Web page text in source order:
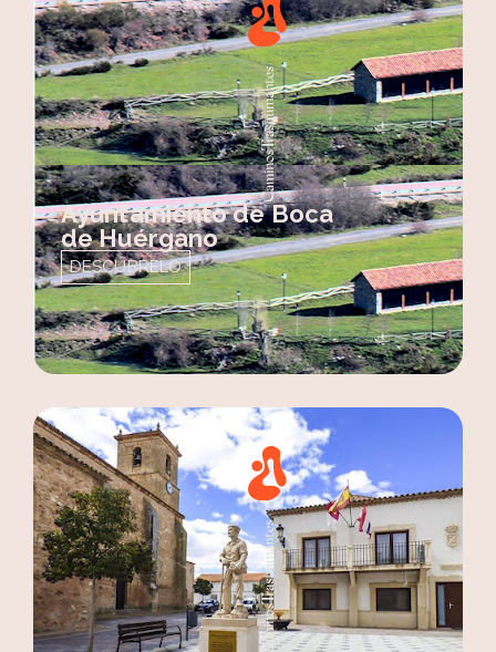
Ayuntamiento de Boca
de Huérgano
DESCÚBRELO